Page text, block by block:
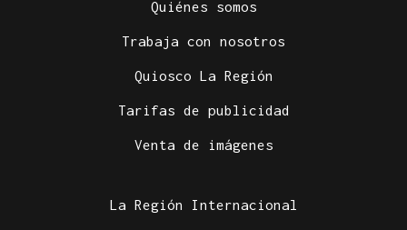
Quiénes somos
Trabaja con nosotros
Quiosco La Región
Tarifas de publicidad
Venta de imágenes
La Región Internacional